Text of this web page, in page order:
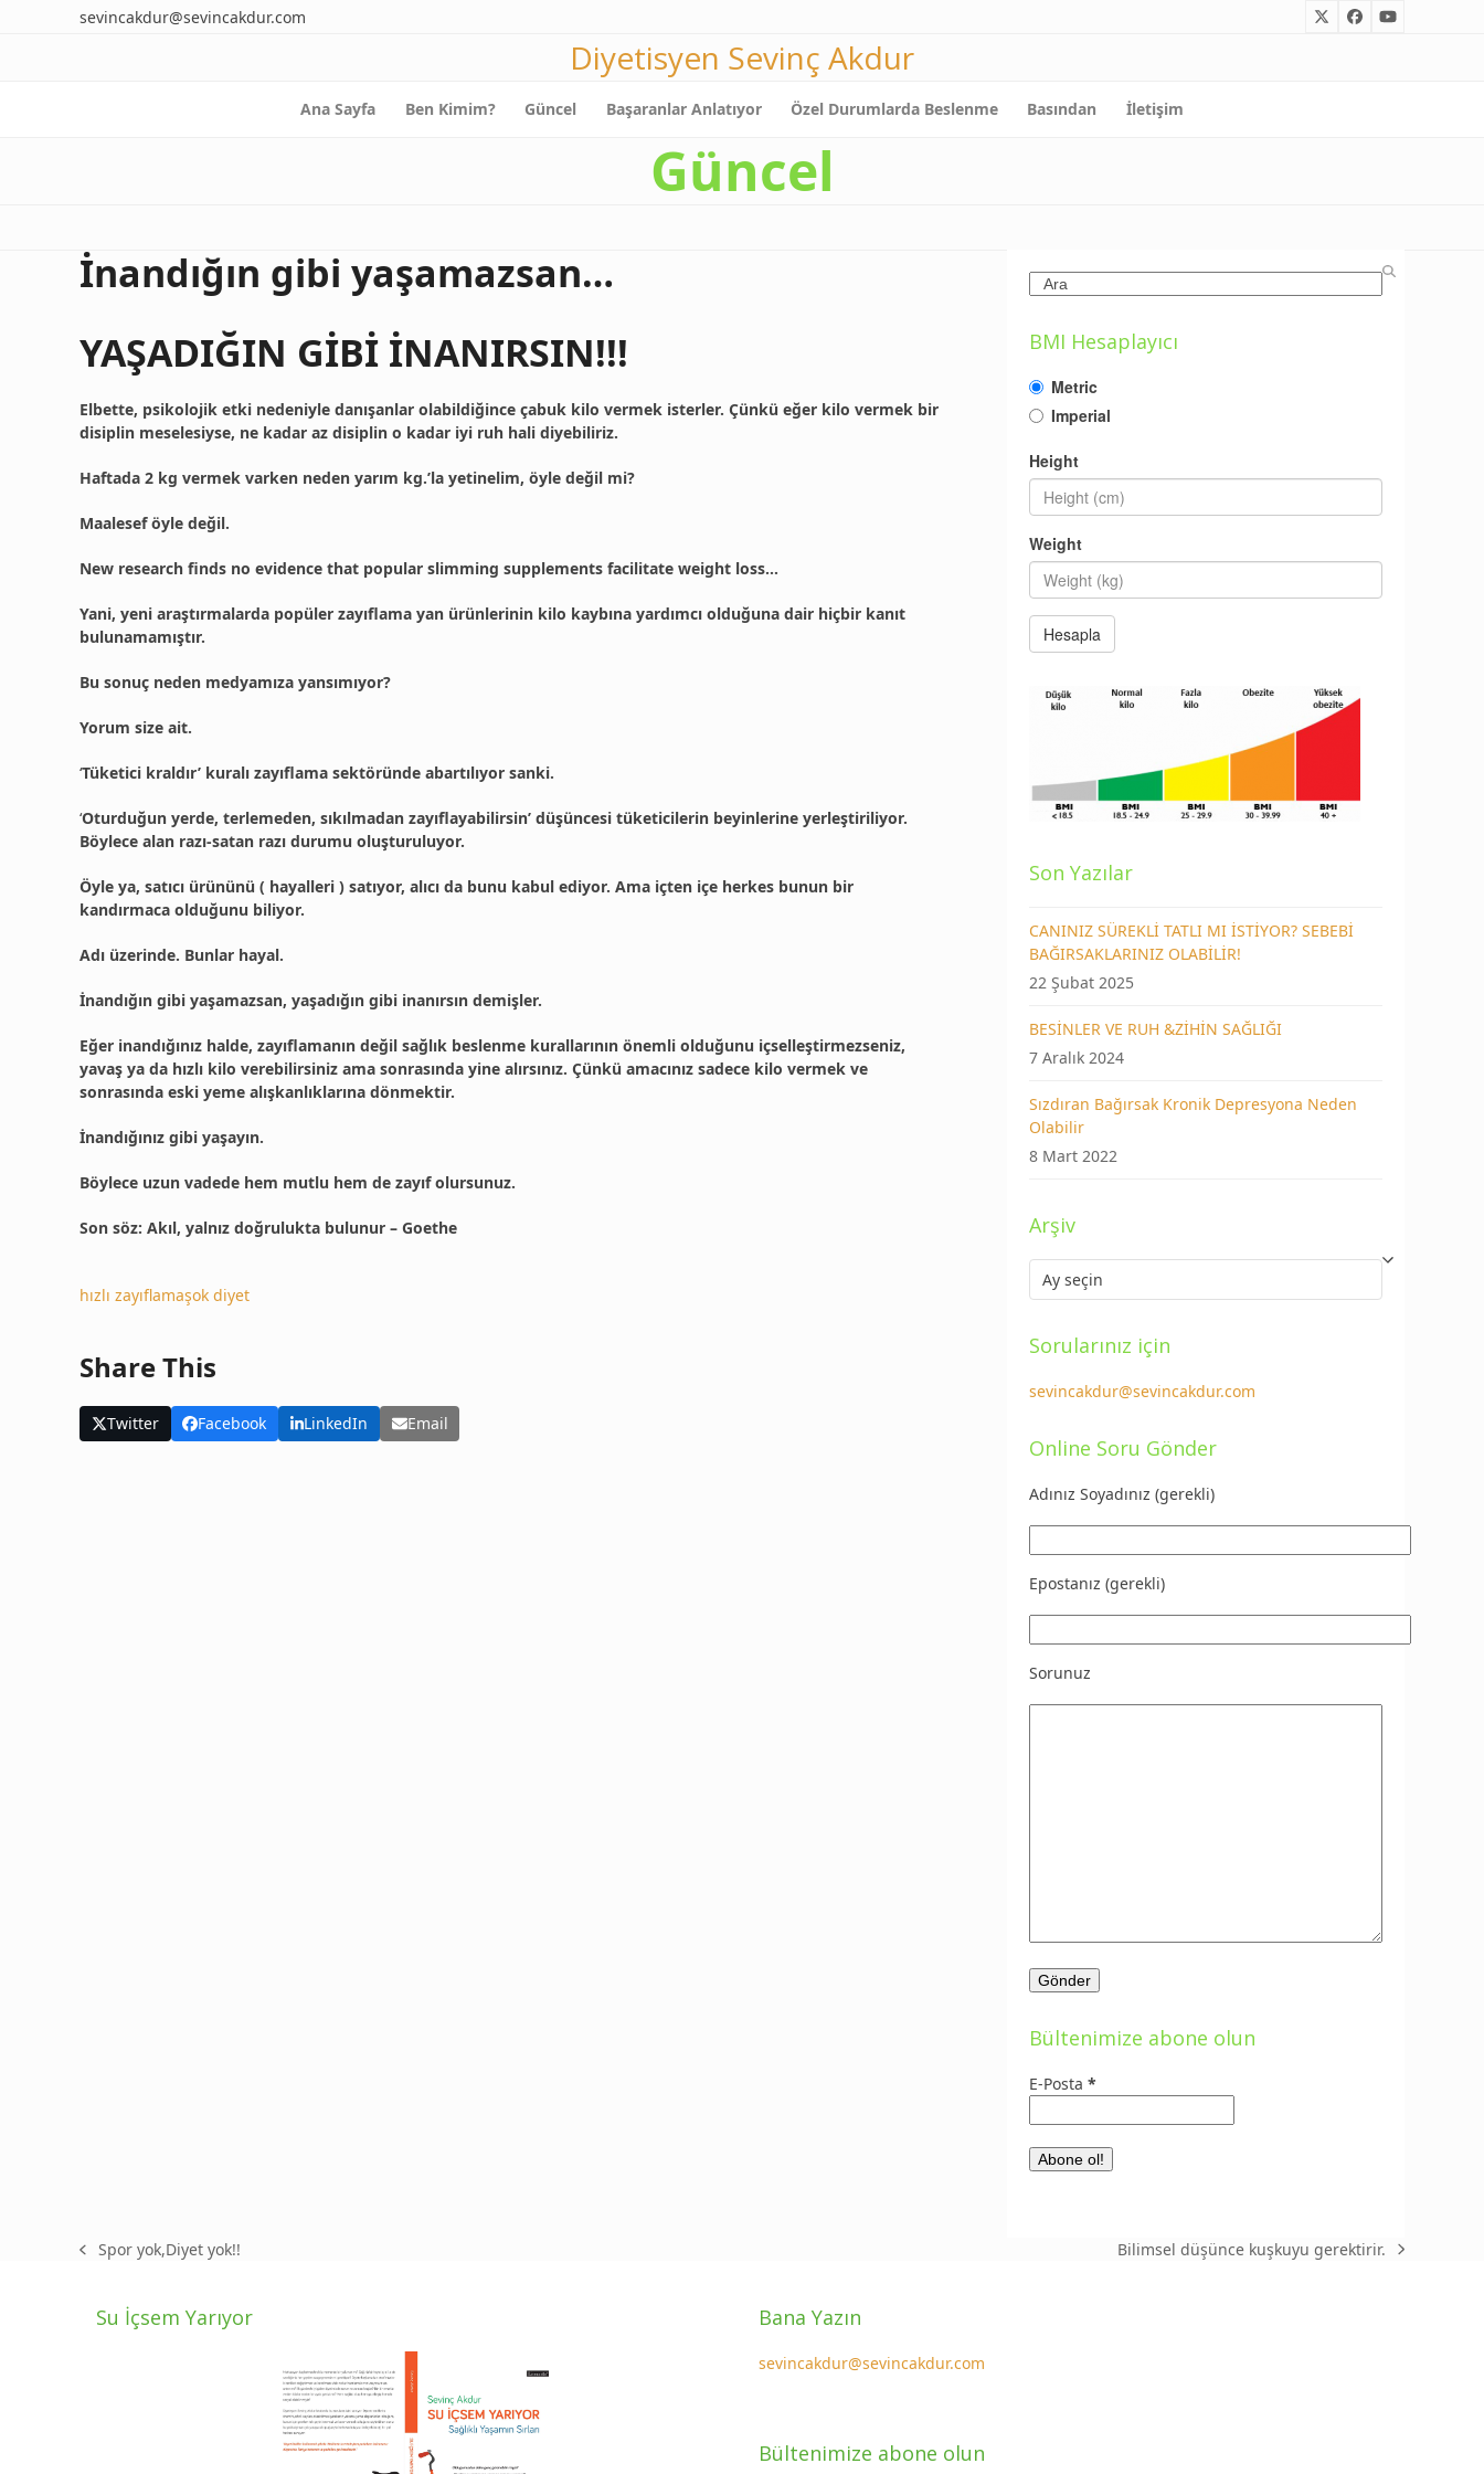
sevincakdur@sevincakdur.com TwitterFacebookYouTube
Diyetisyen Sevinç Akdur
Ana Sayfa Ben Kimim? Güncel Başaranlar Anlatıyor Özel Durumlarda Beslenme Basından İletişim
Güncel
İnandığın gibi yaşamazsan…
YAŞADIĞIN GİBİ İNANIRSIN!!!
Elbette, psikolojik etki nedeniyle danışanlar olabildiğince çabuk kilo vermek isterler. Çünkü eğer kilo vermek bir
disiplin meselesiyse, ne kadar az disiplin o kadar iyi ruh hali diyebiliriz.
Haftada 2 kg vermek varken neden yarım kg.’la yetinelim, öyle değil mi?
Maalesef öyle değil.
New research finds no evidence that popular slimming supplements facilitate weight loss…
Yani, yeni araştırmalarda popüler zayıflama yan ürünlerinin kilo kaybına yardımcı olduğuna dair hiçbir kanıt
bulunamamıştır.
Bu sonuç neden medyamıza yansımıyor?
Yorum size ait.
‘Tüketici kraldır’ kuralı zayıflama sektöründe abartılıyor sanki.
‘Oturduğun yerde, terlemeden, sıkılmadan zayıflayabilirsin’ düşüncesi tüketicilerin beyinlerine yerleştiriliyor.
Böylece alan razı-satan razı durumu oluşturuluyor.
Öyle ya, satıcı ürününü ( hayalleri ) satıyor, alıcı da bunu kabul ediyor. Ama içten içe herkes bunun bir
kandırmaca olduğunu biliyor.
Adı üzerinde. Bunlar hayal.
İnandığın gibi yaşamazsan, yaşadığın gibi inanırsın demişler.
Eğer inandığınız halde, zayıflamanın değil sağlık beslenme kurallarının önemli olduğunu içselleştirmezseniz,
yavaş ya da hızlı kilo verebilirsiniz ama sonrasında yine alırsınız. Çünkü amacınız sadece kilo vermek ve
sonrasında eski yeme alışkanlıklarına dönmektir.
İnandığınız gibi yaşayın.
Böylece uzun vadede hem mutlu hem de zayıf olursunuz.
Son söz: Akıl, yalnız doğrulukta bulunur – Goethe
hızlı zayıflamaşok diyet
Share This
Twitter Facebook LinkedIn Email
Search
BMI Hesaplayıcı
Metric
Imperial
Height
Weight
Son Yazılar
CANINIZ SÜREKLİ TATLI MI İSTİYOR? SEBEBİ
BAĞIRSAKLARINIZ OLABİLİR!
22 Şubat 2025
BESİNLER VE RUH &ZİHİN SAĞLIĞI
7 Aralık 2024
Sızdıran Bağırsak Kronik Depresyona Neden
Olabilir
8 Mart 2022
Arşiv
Arşiv
Sorularınız için
sevincakdur@sevincakdur.com
Online Soru Gönder
Adınız Soyadınız (gerekli)
Epostanız (gerekli)
Sorunuz
Bültenimize abone olun
E-Posta *
previous
Spor yok,Diyet yok!!
next
Bilimsel düşünce kuşkuyu gerektirir.
Su İçsem Yarıyor Bana Yazın
sevincakdur@sevincakdur.com
Bültenimize abone olun